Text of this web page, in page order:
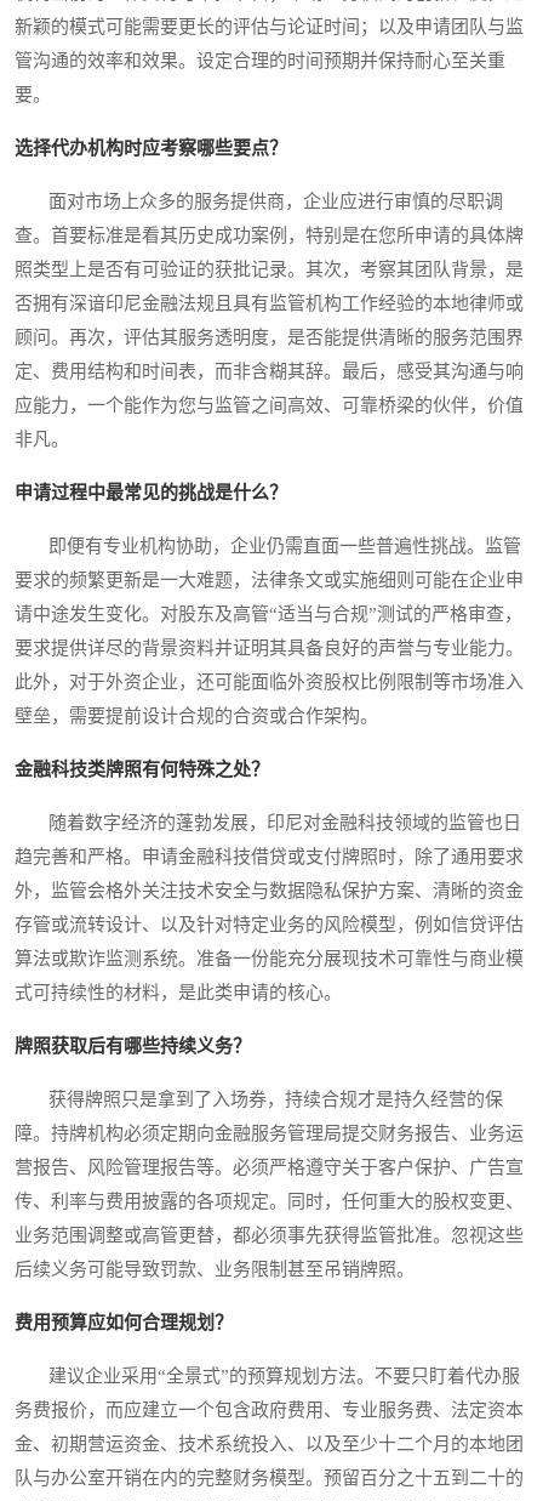
新颖的模式可能需要更长的评估与论证时间；以及申请团队与监
管沟通的效率和效果。设定合理的时间预期并保持耐心至关重
要。
选择代办机构时应考察哪些要点？
面对市场上众多的服务提供商，企业应进行审慎的尽职调
查。首要标准是看其历史成功案例，特别是在您所申请的具体牌
照类型上是否有可验证的获批记录。其次，考察其团队背景，是
否拥有深谙印尼金融法规且具有监管机构工作经验的本地律师或
顾问。再次，评估其服务透明度，是否能提供清晰的服务范围界
定、费用结构和时间表，而非含糊其辞。最后，感受其沟通与响
应能力，一个能作为您与监管之间高效、可靠桥梁的伙伴，价值
非凡。
申请过程中最常见的挑战是什么？
即便有专业机构协助，企业仍需直面一些普遍性挑战。监管
要求的频繁更新是一大难题，法律条文或实施细则可能在企业申
请中途发生变化。对股东及高管“适当与合规”测试的严格审查，
要求提供详尽的背景资料并证明其具备良好的声誉与专业能力。
此外，对于外资企业，还可能面临外资股权比例限制等市场准入
壁垒，需要提前设计合规的合资或合作架构。
金融科技类牌照有何特殊之处？
随着数字经济的蓬勃发展，印尼对金融科技领域的监管也日
趋完善和严格。申请金融科技借贷或支付牌照时，除了通用要求
外，监管会格外关注技术安全与数据隐私保护方案、清晰的资金
存管或流转设计、以及针对特定业务的风险模型，例如信贷评估
算法或欺诈监测系统。准备一份能充分展现技术可靠性与商业模
式可持续性的材料，是此类申请的核心。
牌照获取后有哪些持续义务？
获得牌照只是拿到了入场券，持续合规才是持久经营的保
障。持牌机构必须定期向金融服务管理局提交财务报告、业务运
营报告、风险管理报告等。必须严格遵守关于客户保护、广告宣
传、利率与费用披露的各项规定。同时，任何重大的股权变更、
业务范围调整或高管更替，都必须事先获得监管批准。忽视这些
后续义务可能导致罚款、业务限制甚至吊销牌照。
费用预算应如何合理规划？
建议企业采用“全景式”的预算规划方法。不要只盯着代办服
务费报价，而应建立一个包含政府费用、专业服务费、法定资本
金、初期营运资金、技术系统投入、以及至少十二个月的本地团
队与办公室开销在内的完整财务模型。预留百分之十五到二十的